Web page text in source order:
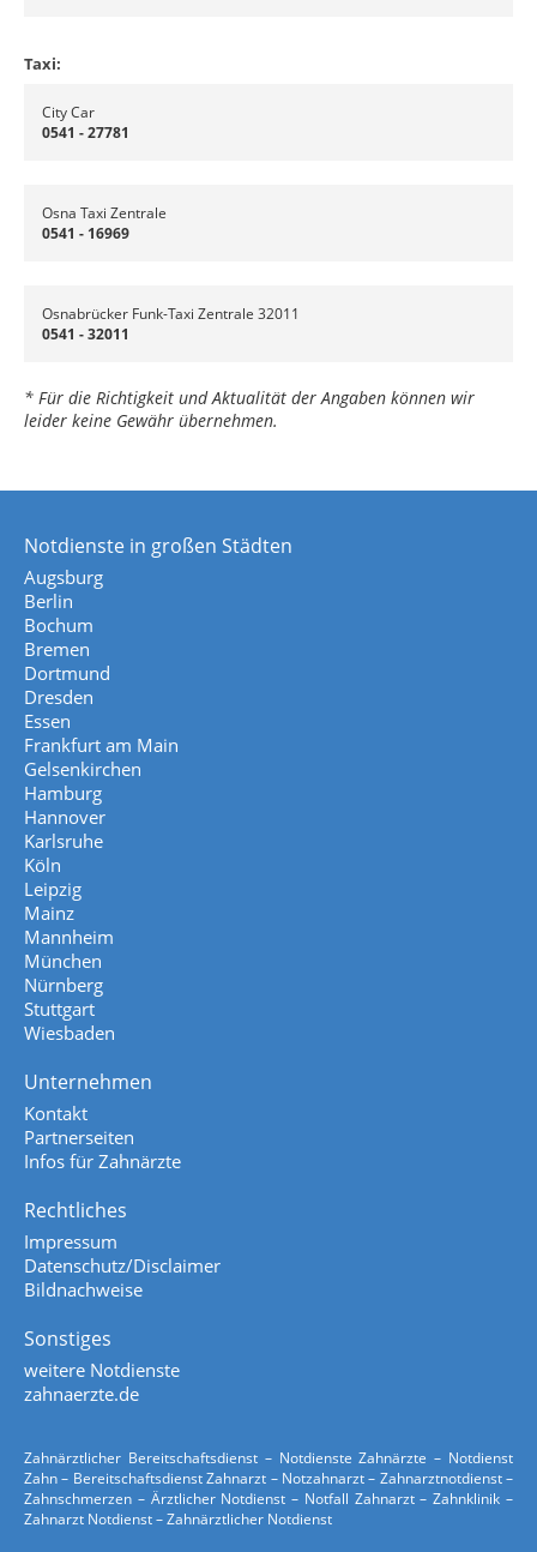
Taxi:
City Car
0541 - 27781
Osna Taxi Zentrale
0541 - 16969
Osnabrücker Funk-Taxi Zentrale 32011
0541 - 32011
* Für die Richtigkeit und Aktualität der Angaben können wir
leider keine Gewähr übernehmen.
Notdienste in großen Städten
Augsburg
Berlin
Bochum
Bremen
Dortmund
Dresden
Essen
Frankfurt am Main
Gelsenkirchen
Hamburg
Hannover
Karlsruhe
Köln
Leipzig
Mainz
Mannheim
München
Nürnberg
Stuttgart
Wiesbaden
Unternehmen
Kontakt
Partnerseiten
Infos für Zahnärzte
Rechtliches
Impressum
Datenschutz/Disclaimer
Bildnachweise
Sonstiges
weitere Notdienste
zahnaerzte.de
Zahnärztlicher Bereitschaftsdienst – Notdienste Zahnärzte – Notdienst
Zahn – Bereitschaftsdienst Zahnarzt – Notzahnarzt – Zahnarztnotdienst –
Zahnschmerzen – Ärztlicher Notdienst – Notfall Zahnarzt – Zahnklinik –
Zahnarzt Notdienst – Zahnärztlicher Notdienst